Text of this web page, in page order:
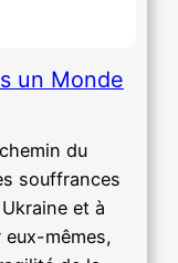
un Monde
du
souffrances
et à
mêmes,